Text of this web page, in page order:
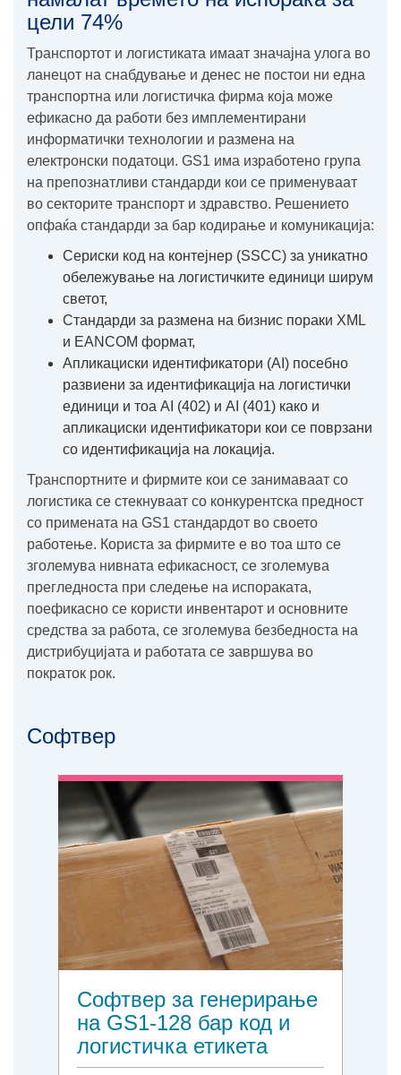
цели 74%
Транспортот и логистиката имаат значајна улога во
ланецот на снабдување и денес не постои ни една
транспортна или логистичка фирма која може
ефикасно да работи без имплементирани
информатички технологии и размена на
електронски податоци. GS1 има изработено група
на препознатливи стандарди кои се применуваат
во секторите транспорт и здравство. Решението
опфаќа стандарди за бар кодирање и комуникација:
Сериски код на контејнер (SSCC) за уникатно
обележување на логистичките единици ширум
светот,
Стандарди за размена на бизнис пораки XML
и EANCOM формат,
Aпликациски идентификатори (AI) посебно
развиени за идентификација на логистички
единици и тоа AI (402) и AI (401) како и
апликациски идентификатори кои се поврзани
со идентификација на локација.
Транспортните и фирмите кои се занимаваат со
логистика се стекнуваат со конкурентска предност
со примената на GS1 стандардот во своето
работење. Користа за фирмите е во тоа што се
зголемува нивната ефикасност, се зголемува
прегледноста при следење на испораката,
поефикасно се користи инвентарот и основните
средства за работа, се зголемува безбедноста на
дистрибуцијата и работата се завршува во
пократок рок.
Софтвер
Софтвер за генерирање
на GS1-128 бар код и
логистичка етикета